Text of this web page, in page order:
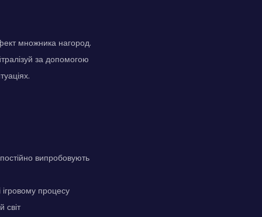
множника нагород.
за допомогою
постійно випробовують
ігровому процесу
світ